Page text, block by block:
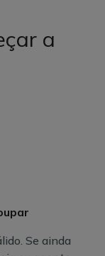
a
Se ainda